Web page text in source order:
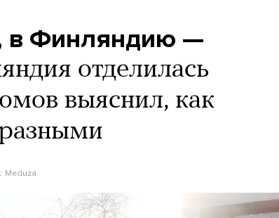
в Финляндию —
отделилась
выяснил, как
Meduza